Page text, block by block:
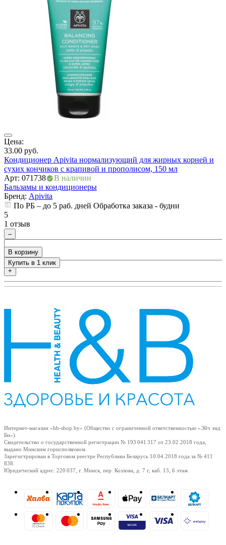
Цена:
33.00 руб.
Кондиционер Apivita нормализующий для жирных корней и
сухих кончиков с крапивой и прополисом, 150 мл
Арт: 071738
В наличии
Бальзамы и кондиционеры
Бренд: Apivita
По РБ – до 5 раб. дней Обработка заказа - будни
5
1 отзыв
–
+
В корзину
Купить в 1 клик
Интернет-магазин «hb-shop.by» (Общество с ограниченной ответственностью «Эйч энд
Би»).
Свидетельство о государственной регистрации № 193 041 317 от 23.02.2018 года,
выдано Минским горисполкомом.
Зарегистрирован в Торговом реестре Республики Беларусь 10.04.2018 года за № 411
838.
Юридический адрес: 220 037, г. Минск, пер. Козлова, д. 7 г, каб. 13, 6 этаж